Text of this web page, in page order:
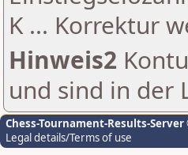
K ... Korrektur
Hinweis2
und sind in der
Chess-Tournament-Results-Server
Legal details/Terms of use